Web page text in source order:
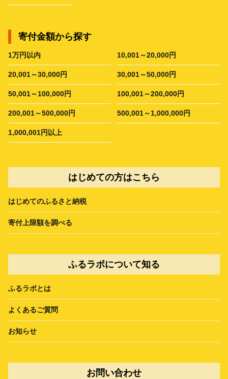
寄付金額から探す
1万円以内 10,001～20,000円
20,001～30,000円 30,001～50,000円
50,001～100,000円 100,001～200,000円
200,001～500,000円 500,001～1,000,000円
1,000,001円以上
はじめての方はこちら
はじめてのふるさと納税
寄付上限額を調べる
ふるラボについて知る
ふるラボとは
よくあるご質問
お知らせ
お問い合わせ